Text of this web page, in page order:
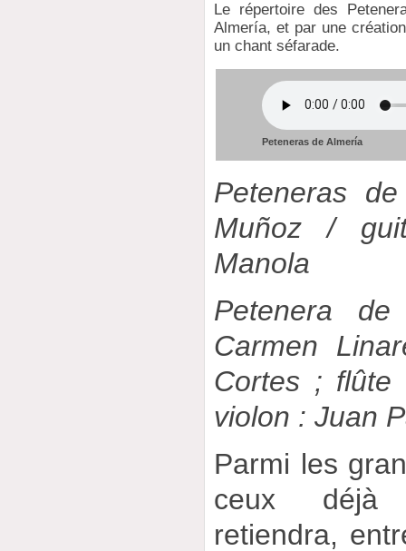
Le répertoire des
Almería, et par une
un chant séfarade.
Peteneras de Almería
Peteneras
Muñoz /
Manola
Petenera
Carmen
Cortes ; flûte
violon : Juan
Parmi les
ceux déjà
retiendra,